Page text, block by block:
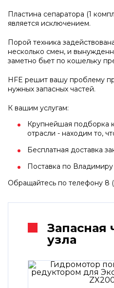
Пластина сепаратора (1
является исключением.
Порой техника
несколько смен, и
заметно бьет по кошельку
HFE решит вашу проблему
нужных запасных частей.
К вашим услугам:
Крупнейшая подборка
отрасли - находим то,
Бесплатная доставка
Поставка по Владимиру
Обращайтесь по телефону 8
Запасная
узла